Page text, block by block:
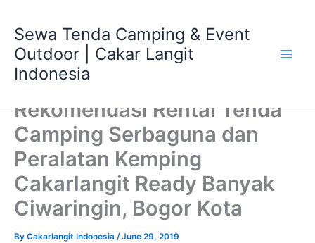
content
Sewa Tenda Camping & Event
Outdoor | Cakar Langit
Indonesia
Rekomendasi Rental Tenda
Camping Serbaguna dan
Peralatan Kemping
Cakarlangit Ready Banyak
Ciwaringin, Bogor Kota
By Cakarlangit Indonesia /June 29, 2019